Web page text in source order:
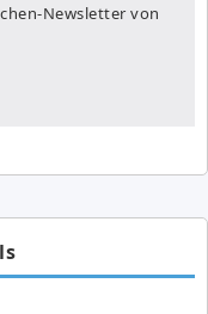
Newsletter von